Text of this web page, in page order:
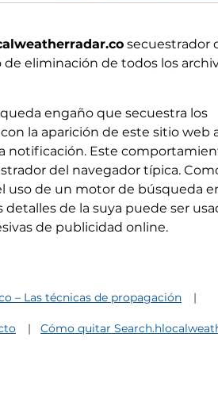
secuestrador
eliminación de todos los
engaño que secuestra los
la aparición de este sitio web
notificación. Este
del navegador típica.
de un motor de búsqueda
de la suya puede ser
de publicidad online.
– Las técnicas de propagación
Cómo quitar